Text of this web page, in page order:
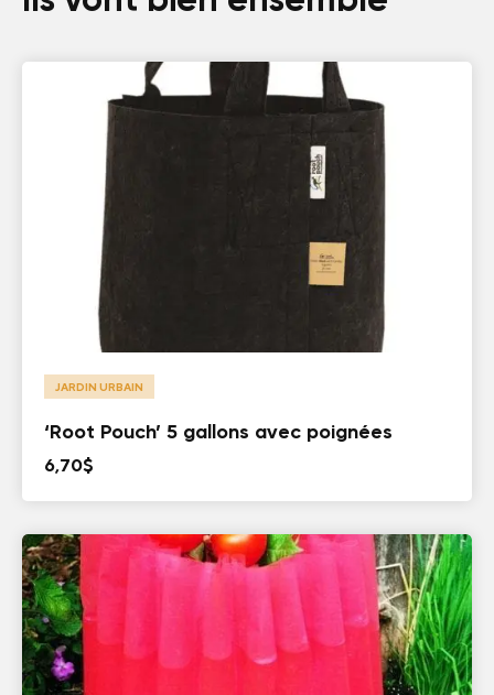
JARDIN URBAIN
‘Root Pouch’ 5 gallons avec poignées
6,70$